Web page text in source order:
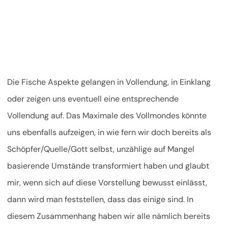
Die Fische Aspekte gelangen in Vollendung, in Einklang
oder zeigen uns eventuell eine entsprechende
Vollendung auf. Das Maximale des Vollmondes könnte
uns ebenfalls aufzeigen, in wie fern wir doch bereits als
Schöpfer/Quelle/Gott selbst, unzählige auf Mangel
basierende Umstände transformiert haben und glaubt
mir, wenn sich auf diese Vorstellung bewusst einlässt,
dann wird man feststellen, dass das einige sind. In
diesem Zusammenhang haben wir alle nämlich bereits